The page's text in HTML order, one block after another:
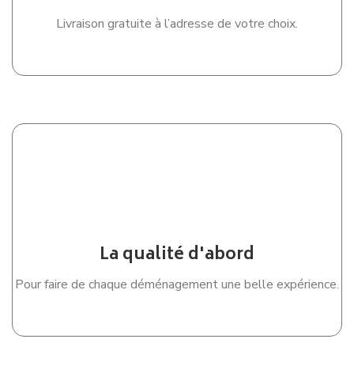
Livraison gratuite à l’adresse de votre choix.
La qualité d'abord
Pour faire de chaque déménagement une belle expérience.